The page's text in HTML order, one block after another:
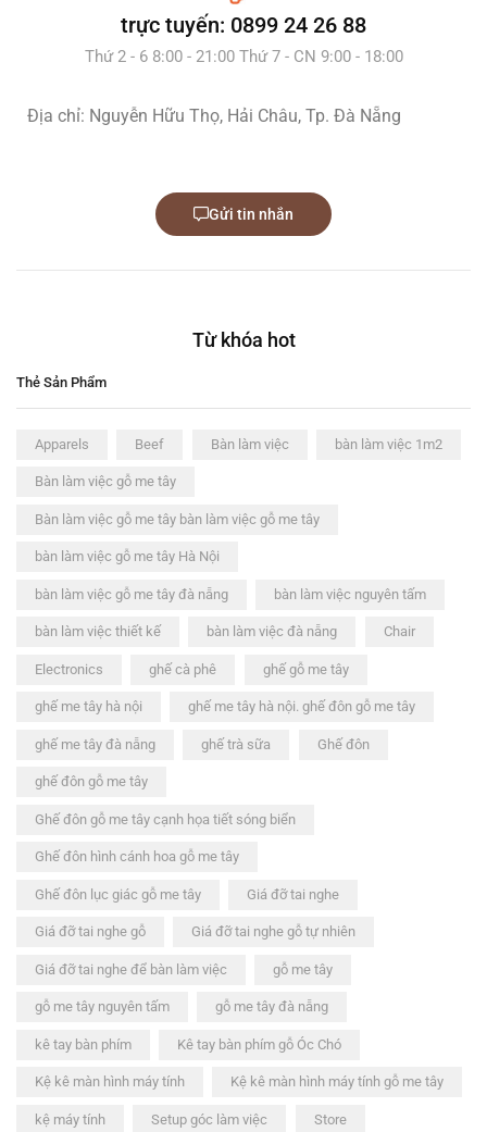
trực tuyến: 0899 24 26 88
Thứ 2 - 6 8:00 - 21:00 Thứ 7 - CN 9:00 - 18:00
Địa chỉ: Nguyễn Hữu Thọ, Hải Châu, Tp. Đà Nẵng
Gửi tin nhắn
Từ khóa hot
Thẻ Sản Phẩm
Apparels Beef Bàn làm việc bàn làm việc 1m2
Bàn làm việc gỗ me tây
Bàn làm việc gỗ me tây bàn làm việc gỗ me tây
bàn làm việc gỗ me tây Hà Nội
bàn làm việc gỗ me tây đà nẵng bàn làm việc nguyên tấm
bàn làm việc thiết kế bàn làm việc đà nẵng Chair
Electronics ghế cà phê ghế gỗ me tây
ghế me tây hà nội ghế me tây hà nội. ghế đôn gỗ me tây
ghế me tây đà nẵng ghế trà sữa Ghế đôn
ghế đôn gỗ me tây
Ghế đôn gỗ me tây cạnh họa tiết sóng biển
Ghế đôn hình cánh hoa gỗ me tây
Ghế đôn lục giác gỗ me tây Giá đỡ tai nghe
Giá đỡ tai nghe gỗ Giá đỡ tai nghe gỗ tự nhiên
Giá đỡ tai nghe để bàn làm việc gỗ me tây
gỗ me tây nguyên tấm gỗ me tây đà nẵng
kê tay bàn phím Kê tay bàn phím gỗ Óc Chó
Kệ kê màn hình máy tính Kệ kê màn hình máy tính gỗ me tây
kệ máy tính Setup góc làm việc Store